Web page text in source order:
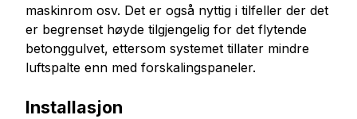
maskinrom osv. Det er også nyttig i tilfeller der det
er begrenset høyde tilgjengelig for det flytende
betonggulvet, ettersom systemet tillater mindre
luftspalte enn med forskalingspaneler.
Installasjon